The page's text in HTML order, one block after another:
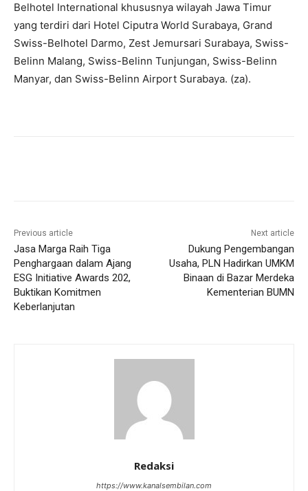
Belhotel International khususnya wilayah Jawa Timur
yang terdiri dari Hotel Ciputra World Surabaya, Grand
Swiss-Belhotel Darmo, Zest Jemursari Surabaya, Swiss-
Belinn Malang, Swiss-Belinn Tunjungan, Swiss-Belinn
Manyar, dan Swiss-Belinn Airport Surabaya. (za).
Previous article
Jasa Marga Raih Tiga
Penghargaan dalam Ajang
ESG Initiative Awards 202,
Buktikan Komitmen
Keberlanjutan
Next article
Dukung Pengembangan
Usaha, PLN Hadirkan UMKM
Binaan di Bazar Merdeka
Kementerian BUMN
Redaksi
https://www.kanalsembilan.com